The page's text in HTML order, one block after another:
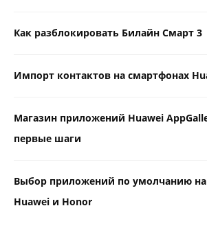
Как разблокировать Билайн Смарт 3
Импорт контактов на смартфонах
Магазин приложений Huawei
первые шаги
Выбор приложений по умолчанию
Huawei и Honor